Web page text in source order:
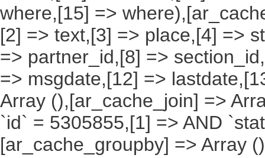
where,[15] =>
[2] => text,[3] => place,[4] =>
=> partner_id,[8] =>
=> msgdate,[12] =>
Array (),[ar_cache_join] =>
`id` = 5305855,[1] => AND
[ar_cache_groupby] => Array